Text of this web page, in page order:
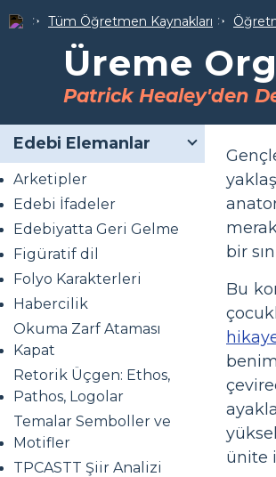
Tüm Öğretmen Kaynakları
Üreme
Patrick Healey'den
Edebi Elemanlar
Arketipler
Edebi İfadeler
Edebiyatta Geri Gelme
Figüratif dil
Folyo Karakterleri
Habercilik
Okuma Zarf Ataması
Kapat
Retorik Üçgen: Ethos,
Pathos, Logolar
Temalar Semboller ve
Motifler
TPCASTT Şiir Analizi
bir
Bu
ünite